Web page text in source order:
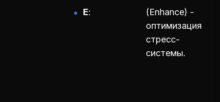
E
(Enhance) -
оптимизация
стресс-
системы.